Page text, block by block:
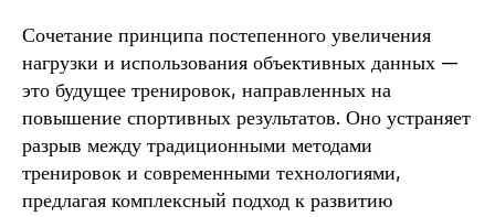
Сочетание принципа постепенного увеличения
нагрузки и использования объективных данных —
это будущее тренировок, направленных на
повышение спортивных результатов. Оно устраняет
разрыв между традиционными методами
тренировок и современными технологиями,
предлагая комплексный подход к развитию